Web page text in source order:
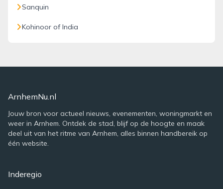
Sanquin
Kohinoor of India
ArnhemNu.nl
Jouw bron voor actueel nieuws, evenementen, woningmarkt en
weer in Arnhem. Ontdek de stad, blijf op de hoogte en maak
deel uit van het ritme van Arnhem, alles binnen handbereik op
één website.
Inderegio